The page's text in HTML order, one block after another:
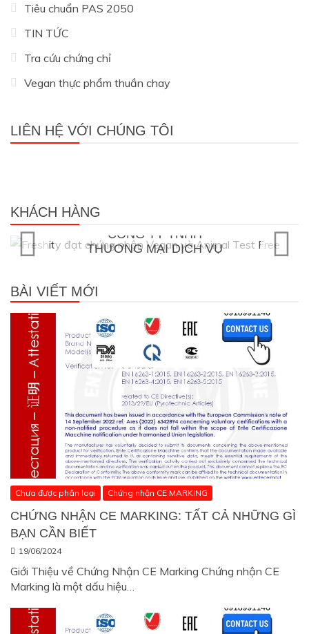
Tiêu chuẩn PAS 2050
TIN TỨC
Tra cứu chứng chỉ
Vegan thực phẩm thuần chay
LIÊN HỆ VỚI CHÚNG TÔI
KHÁCH HÀNGVegan thực phẩm thuần chay
CÔNG TY TNHH
THƯƠNG MẠI DỊCH VỤ
BÀI VIẾT MỚI
Chưa được phân loại Chứng nhận CE MARKING
CHỨNG NHẬN CE MARKING: TẤT CẢ NHỮNG GÌ
BẠN CẦN BIẾT
19/06/2024
Giới Thiệu về Chứng Nhận CE Marking Chứng nhận CE
Marking là một dấu hiệu…